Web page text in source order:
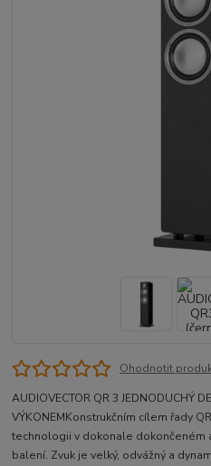
Ohodnotit
AUDIOVECTOR QR 3 JEDNODUCHÝ
VÝKONEMKonstrukčním cílem řady
technologii v dokonale dokončeném
balení. Zvuk je velký, odvážný a